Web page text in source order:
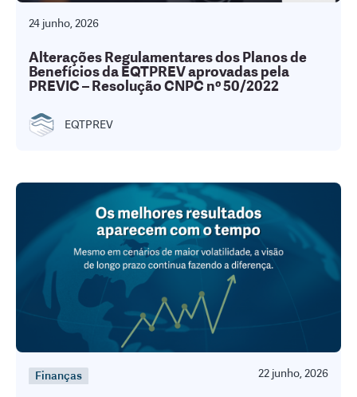
24 junho, 2026
Alterações Regulamentares dos Planos de
Benefícios da EQTPREV aprovadas pela
PREVIC – Resolução CNPC nº 50/2022
EQTPREV
Finanças 22 junho, 2026